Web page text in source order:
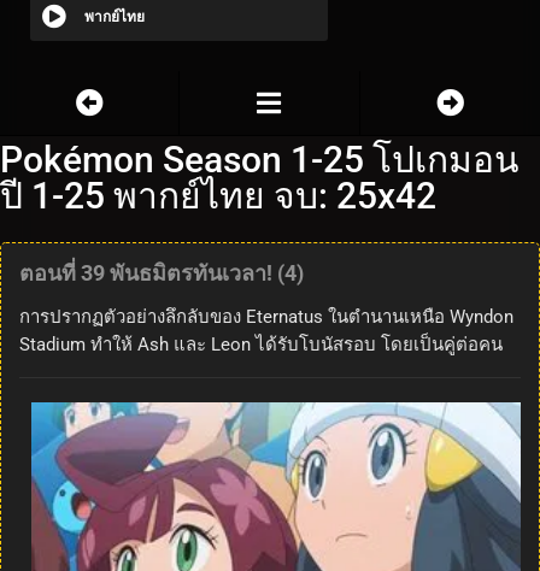
พากย์ไทย
Pokémon Season 1-25 โปเกมอน
ปี 1-25 พากย์ไทย จบ: 25x42
ตอนที่ 39 พันธมิตรทันเวลา! (4)
การปรากฏตัวอย่างลึกลับของ Eternatus ในตำนานเหนือ Wyndon
Stadium ทำให้ Ash และ Leon ได้รับโบนัสรอบ โดยเป็นคู่ต่อคน